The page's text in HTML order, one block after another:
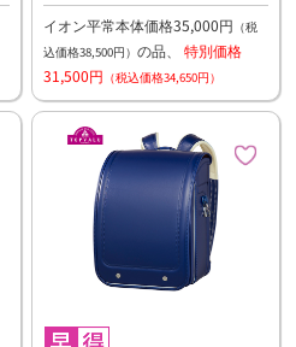
イオン平常本体価格35,000円 （税
込価格38,500円） の品、 特別価格
31,500円 （税込価格34,650円）